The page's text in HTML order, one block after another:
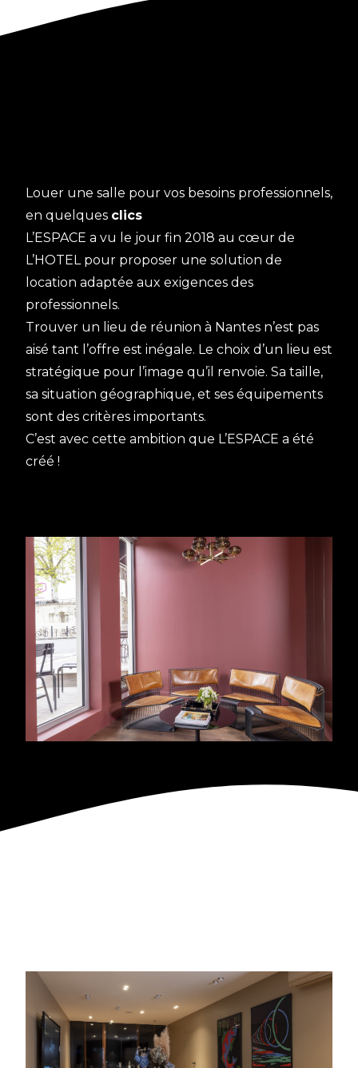
Louer une salle pour vos besoins professionnels,
en quelques clics
L’ESPACE a vu le jour fin 2018 au cœur de
L’HOTEL pour proposer une solution de
location adaptée aux exigences des
professionnels.
Trouver un lieu de réunion à Nantes n’est pas
aisé tant l’offre est inégale. Le choix d’un lieu est
stratégique pour l’image qu’il renvoie. Sa taille,
sa situation géographique, et ses équipements
sont des critères importants.
C’est avec cette ambition que L’ESPACE a été
créé !